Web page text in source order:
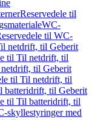
Reservedele til
WC-
til WC-
netdrift, til Geberit
til Til netdrift, til
til Geberit
til Til netdrift, til
batteridrift, til Geberit
til Til batteridrift, til
skyllestyringer med